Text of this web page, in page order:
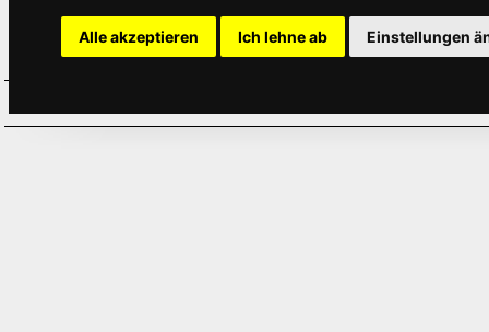
Alle akzeptieren Ich lehne ab Einstellungen